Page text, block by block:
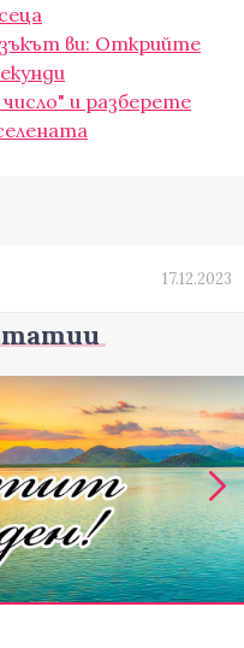
ви: Открийте
и разберете
17.12.2023